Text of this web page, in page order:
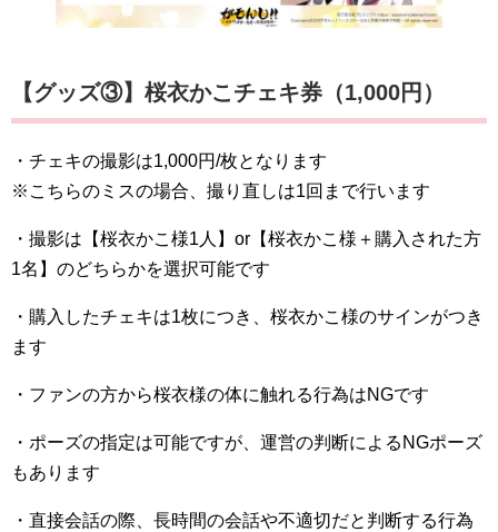
【グッズ③】桜衣かこチェキ券（1,000円）
・チェキの撮影は1,000円/枚となります
※こちらのミスの場合、撮り直しは1回まで行います
・撮影は【桜衣かこ様1人】or【桜衣かこ様＋購入された方
1名】のどちらかを選択可能です
・購入したチェキは1枚につき、桜衣かこ様のサインがつき
ます
・ファンの方から桜衣様の体に触れる行為はNGです
・ポーズの指定は可能ですが、運営の判断によるNGポーズ
もあります
・直接会話の際、長時間の会話や不適切だと判断する行為